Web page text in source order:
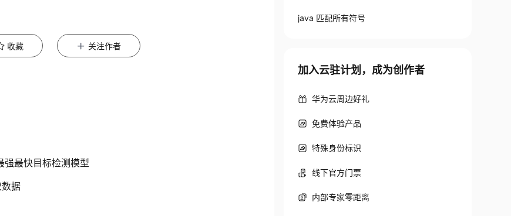
收藏 关注作者
最快目标检测模型
据
java 匹配所有符号
加入云驻计划，成为创作者
华为云周边好礼
免费体验产品
特殊身份标识
线下官方门票
内部专家零距离